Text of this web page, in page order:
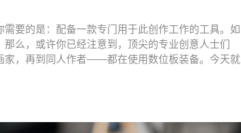
要的是：配备一款专门用于此创作工作的工具。 如
么，或许你已经注意到，顶尖的专业创意人士们
，再到同人作者——都在使用数位板装备。今天就